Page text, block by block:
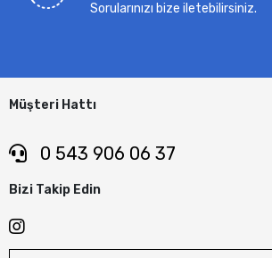
Sorularınızı bize iletebilirsiniz.
Müşteri Hattı
0 543 906 06 37
Bizi Takip Edin